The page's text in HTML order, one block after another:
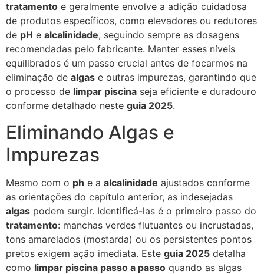
tratamento e geralmente envolve a adição cuidadosa
de produtos específicos, como elevadores ou redutores
de pH e alcalinidade, seguindo sempre as dosagens
recomendadas pelo fabricante. Manter esses níveis
equilibrados é um passo crucial antes de focarmos na
eliminação de algas e outras impurezas, garantindo que
o processo de limpar piscina seja eficiente e duradouro
conforme detalhado neste guia 2025.
Eliminando Algas e
Impurezas
Mesmo com o ph e a alcalinidade ajustados conforme
as orientações do capítulo anterior, as indesejadas
algas podem surgir. Identificá-las é o primeiro passo do
tratamento: manchas verdes flutuantes ou incrustadas,
tons amarelados (mostarda) ou os persistentes pontos
pretos exigem ação imediata. Este guia 2025 detalha
como limpar piscina passo a passo quando as algas